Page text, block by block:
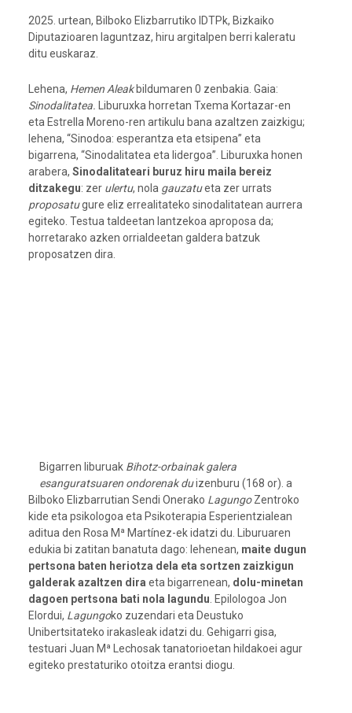
2025. urtean, Bilboko Elizbarrutiko IDTPk, Bizkaiko
Diputazioaren laguntzaz, hiru argitalpen berri kaleratu
ditu euskaraz.
Lehena, Hemen Aleakbildumaren 0 zenbakia. Gaia:
Sinodalitatea.
Liburuxka horretan Txema Kortazar-en
eta Estrella Moreno-ren artikulu bana azaltzen zaizkigu;
lehena, “Sinodoa: esperantza eta etsipena” eta
bigarrena, “Sinodalitatea eta lidergoa”. Liburuxka honen
arabera, Sinodalitateari buruz hiru maila bereiz
ditzakegu: zer ulertu, nola gauzatueta zer urrats
proposatugure eliz errealitateko sinodalitatean aurrera
egiteko. Testua taldeetan lantzekoa aproposa da;
horretarako azken orrialdeetan galdera batzuk
proposatzen dira.
Bigarren liburuak Bihotz-orbainak galera
esanguratsuaren ondorenak duizenburu (168 or). a
Bilboko Elizbarrutian Sendi Onerako LagungoZentroko
kide eta psikologoa eta Psikoterapia Esperientzialean
aditua den Rosa Mª Martínez-ek idatzi du. Liburuaren
edukia bi zatitan banatuta dago: lehenean, maite dugun
pertsona baten heriotza dela eta sortzen zaizkigun
galderak azaltzen dira eta bigarrenean, dolu-minetan
dagoen pertsona bati nola lagundu . Epilologoa Jon
Elordui, Lagungoko zuzendari eta Deustuko
Unibertsitateko irakasleak idatzi du. Gehigarri gisa,
testuari Juan Mª Lechosak tanatorioetan hildakoei agur
egiteko prestaturiko otoitza erantsi diogu.